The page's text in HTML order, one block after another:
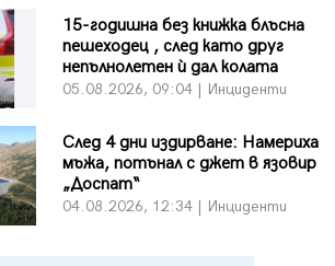
15-годишна без книжка блъсна
пешеходец , след като друг
непълнолетен ѝ дал колата
05.08.2026, 09:04 | Инциденти
След 4 дни издирване: Намериха
мъжа, потънал с джет в язовир
„Доспат“
04.08.2026, 12:34 | Инциденти